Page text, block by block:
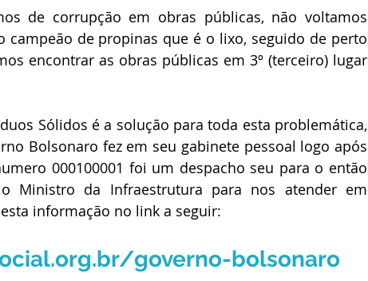
de corrupção em obras públicas, não voltamos
campeão de propinas que é o lixo, seguido de perto
encontrar as obras públicas em 3º (terceiro) lugar
Sólidos é a solução para toda esta problemática,
Bolsonaro fez em seu gabinete pessoal logo após
000100001 foi um despacho seu para o então
Ministro da Infraestrutura para nos atender em
informação no link a seguir:
governo-bolsonaro